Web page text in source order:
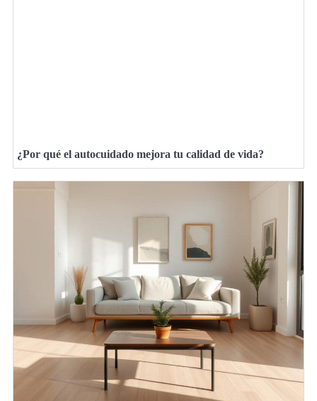
¿Por qué el autocuidado mejora tu calidad de vida?